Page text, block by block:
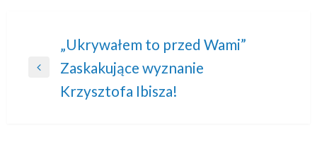
Nawigacja
wpisu
Previous
„Ukrywałem to przed Wami”
Zaskakujące wyznanie
Krzysztofa Ibisza!